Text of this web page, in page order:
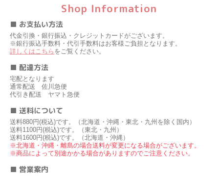
Shop Information
■ お支払い方法
代金引換・銀行振込・クレジットカードがございます。
※銀行振込手数料・代引手数料はお客様ご負担となります。
詳しくはこちら をご覧ください。
■ 配達方法
宅配となります
通常配送 佐川急便
代引き配送 ヤマト急便
■ 送料について
送料880円(税込)です。（北海道・沖縄・東北・九州を除く国内）
送料1100円(税込)です。（東北・九州）
送料1600円(税込)です。（北海道・沖縄）
※北海道・沖縄・離島の場合送料が変更になる場合がございます。
※商品によって別途かかる場合がありますのでご注意ください。
■ 営業案内